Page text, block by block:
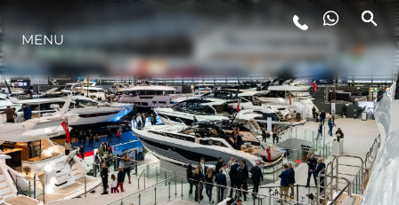
STYL ŻYCIA
INNOWACJA
PRZEDSIĘBIORSTWO
MENU